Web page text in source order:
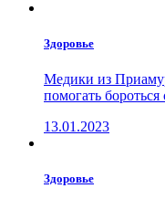
Здоровье
Медики из
помогать
13.01.2023
Здоровье